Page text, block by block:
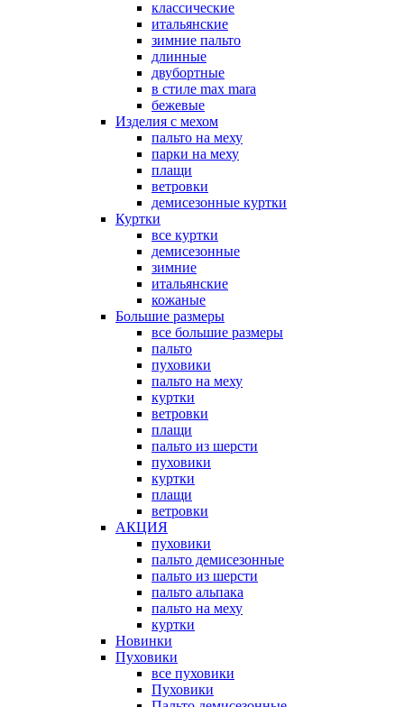
классические
итальянские
зимние пальто
длинные
двубортные
в стиле max mara
бежевые
Изделия с мехом
пальто на меху
парки на меху
плащи
ветровки
демисезонные куртки
Куртки
все куртки
демисезонные
зимние
итальянские
кожаные
Большие размеры
все большие размеры
пальто
пуховики
пальто на меху
куртки
ветровки
плащи
пальто из шерсти
пуховики
куртки
плащи
ветровки
АКЦИЯ
пуховики
пальто демисезонные
пальто из шерсти
пальто альпака
пальто на меху
куртки
Новинки
Пуховики
все пуховики
Пуховики